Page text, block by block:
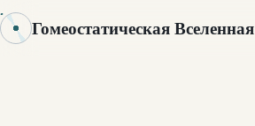
Гомеостатическая Вселенная